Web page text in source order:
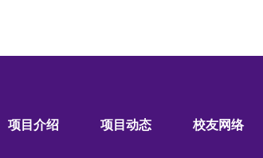
项目介绍 项目动态 校友网络